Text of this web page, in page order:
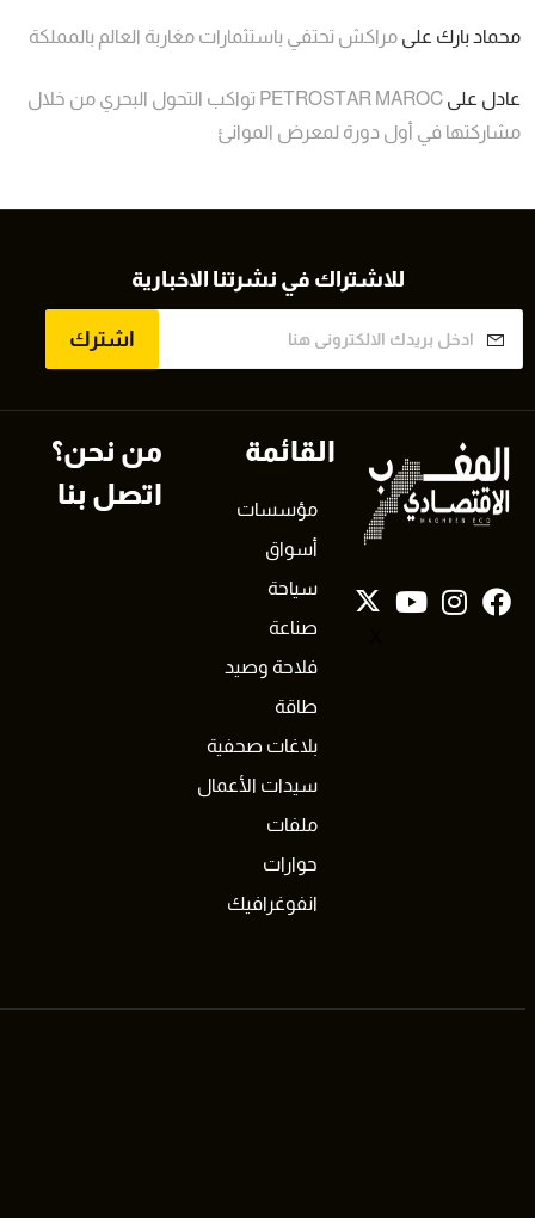
محماد بارك على مراكش تحتفي باستثمارات مغاربة العالم بالمملكة
عادل على
PETROSTAR MAROC تواكب التحول البحري من خلال
مشاركتها في أول دورة لمعرض الموانئ
للاشتراك في نشرتنا الاخبارية
اشترك
القائمة
مؤسسات
أسواق
سياحة
صناعة
فلاحة وصيد
طاقة
بلاغات صحفية
سيدات الأعمال
ملفات
حوارات
انفوغرافيك
من نحن؟
اتصل بنا